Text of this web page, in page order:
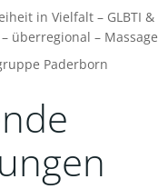
in Vielfalt – GLBTI &
überregional – Massage
Paderborn